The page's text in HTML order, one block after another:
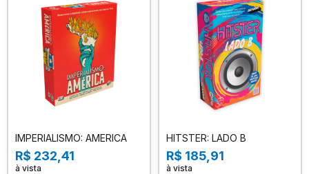
IMPERIALISMO: AMERICA
R$ 232,41
à vista
HITSTER: LADO B
R$ 185,91
à vista